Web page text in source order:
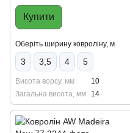
Купити
Оберіть ширину ковроліну, м
3 3,5 4 5
Висота ворсу, мм
10
Загальна висота, мм
14